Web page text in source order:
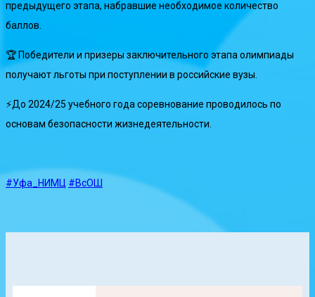
предыдущего этапа, набравшие необходимое количество
баллов.
🏆 Победители и призеры заключительного этапа олимпиады
получают льготы при поступлении в российские вузы.
⚡️До 2024/25 учебного года соревнование проводилось по
основам безопасности жизнедеятельности.
#Уфа_НИМЦ #ВсОШ